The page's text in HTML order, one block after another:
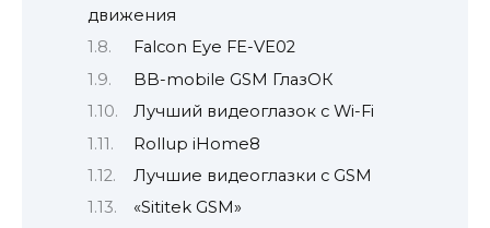
движения
Falcon Eye FE-VE02
BB-mobile GSM ГлазОК
Лучший видеоглазок с Wi-Fi
Rollup iHome8
Лучшие видеоглазки с GSM
«Sititek GSM»